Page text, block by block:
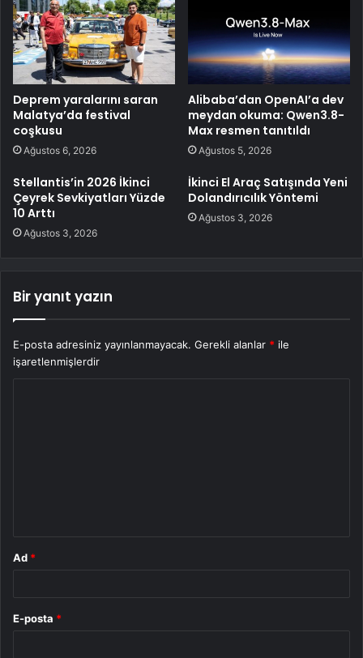
Deprem yaralarını saran
Malatya’da festival
coşkusu
Ağustos 6, 2026
Alibaba’dan OpenAI’a dev
meydan okuma: Qwen3.8-
Max resmen tanıtıldı
Ağustos 5, 2026
Stellantis’in 2026 İkinci
Çeyrek Sevkiyatları Yüzde
10 Arttı
Ağustos 3, 2026
İkinci El Araç Satışında Yeni
Dolandırıcılık Yöntemi
Ağustos 3, 2026
Bir yanıt yazın
E-posta adresiniz yayınlanmayacak. Gerekli alanlar * ile
işaretlenmişlerdir
Ad *
E-posta *